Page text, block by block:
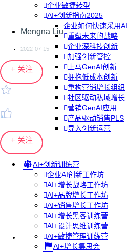
企业敏捷转型
AI+创新指南2025
企业如何快速采用AI
重塑未来的战略
企业深科技创新
加强创新管控
上马GenAI创新
拥抱低成本创新
重构营销增长组织
社区驱动私域增长
营销GenAI应用
产品驱动销售PLS
导入创新运营
AI+创新训练营
企业AI创新工作坊
AI+增长战略工作坊
AI+品牌增长工作坊
AI+销售增长工作坊
AI+增长黑客训练营
AI+设计思维训练营
AI+敏捷管理训练营
AI+增长集思会
Mengna Liu
2022-07-15
+ 关注
+ 关注